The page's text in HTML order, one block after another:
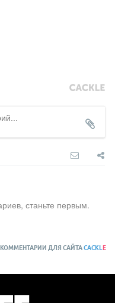
станьте первым.
КОММЕНТАРИИ ДЛЯ САЙТАCACKLE